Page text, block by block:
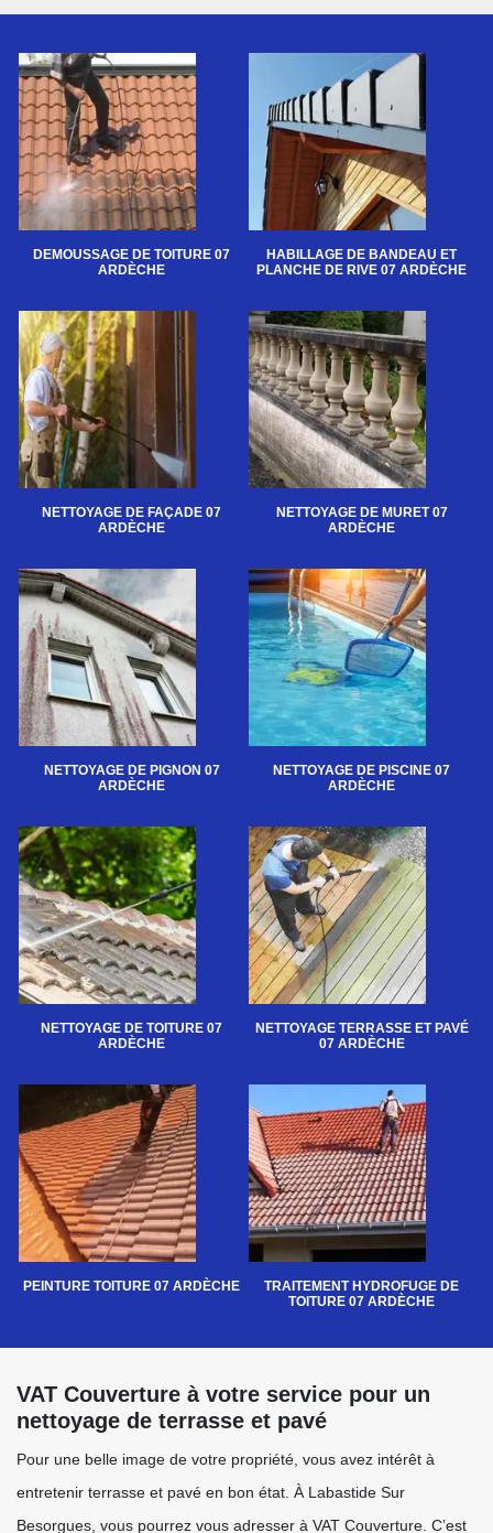
DEMOUSSAGE DE TOITURE 07
ARDÈCHE
HABILLAGE DE BANDEAU ET
PLANCHE DE RIVE 07 ARDÈCHE
NETTOYAGE DE FAÇADE 07
ARDÈCHE
NETTOYAGE DE MURET 07
ARDÈCHE
NETTOYAGE DE PIGNON 07
ARDÈCHE
NETTOYAGE DE PISCINE 07
ARDÈCHE
NETTOYAGE DE TOITURE 07
ARDÈCHE
NETTOYAGE TERRASSE ET PAVÉ
07 ARDÈCHE
PEINTURE TOITURE 07 ARDÈCHE
TRAITEMENT HYDROFUGE DE
TOITURE 07 ARDÈCHE
VAT Couverture à votre service pour un
nettoyage de terrasse et pavé
Pour une belle image de votre propriété, vous avez intérêt à
entretenir terrasse et pavé en bon état. À Labastide Sur
Besorgues, vous pourrez vous adresser à VAT Couverture. C’est